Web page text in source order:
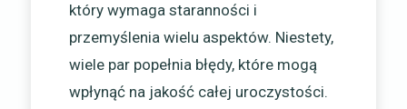
który wymaga staranności i
przemyślenia wielu aspektów. Niestety,
wiele par popełnia błędy, które mogą
wpłynąć na jakość całej uroczystości.